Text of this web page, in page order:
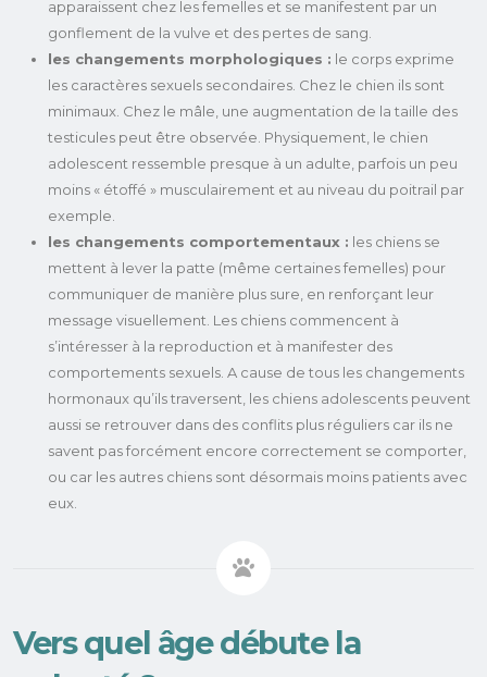
apparaissent chez les femelles et se manifestent par un
gonflement de la vulve et des pertes de sang.
les changements morphologiques : le corps exprime
les caractères sexuels secondaires. Chez le chien ils sont
minimaux. Chez le mâle, une augmentation de la taille des
testicules peut être observée. Physiquement, le chien
adolescent ressemble presque à un adulte, parfois un peu
moins « étoffé » musculairement et au niveau du poitrail par
exemple.
les changements comportementaux : les chiens se
mettent à lever la patte (même certaines femelles) pour
communiquer de manière plus sure, en renforçant leur
message visuellement. Les chiens commencent à
s’intéresser à la reproduction et à manifester des
comportements sexuels. A cause de tous les changements
hormonaux qu’ils traversent, les chiens adolescents peuvent
aussi se retrouver dans des conflits plus réguliers car ils ne
savent pas forcément encore correctement se comporter,
ou car les autres chiens sont désormais moins patients avec
eux.
Vers quel âge débute la